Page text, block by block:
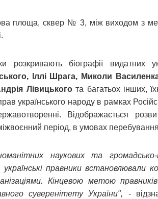
площа, сквер № 3, між виходом з
розкривають біографії видатних
Іллі Шрага, Миколи
Лівицькогота багатьох інших,
українського народу в рамках
Відображається
період, в умовах перебування
наукових та громадсько-
українські правники встановлювали
Кінцевою метою
суверенітету України", -